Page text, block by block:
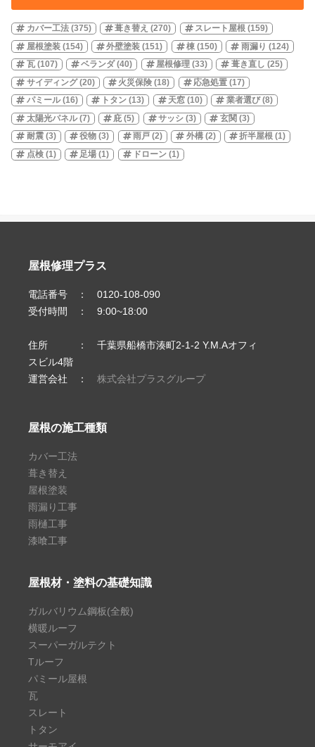
カバー工法(375) 葺き替え (270) スレート屋根 (159)
屋根塗装(154) 外壁塗装 (151) 棟 (150) 雨漏り (124)
瓦(107) ベランダ(40) 屋根修理 (33) 葺き直し (25)
サイディング(20) 火災保険 (18) 応急処置 (17)
パミール(16) トタン (13) 天窓 (10) 業者選び(8)
太陽光パネル(7) 庇 (5) サッシ (3) 玄関 (3)
耐震(3) 役物 (3) 雨戸 (2) 外構(2) 折半屋根 (1)
点検(1) 足場 (1) ドローン (1)
屋根修理プラス
電話番号 ： 0120-108-090
受付時間 ： 9:00~18:00
住所 ： 千葉県船橋市湊町2-1-2 Y.M.Aオフィ
スビル4階
運営会社 ： 株式会社プラスグループ
屋根の施工種類
カバー工法
葺き替え
屋根塗装
雨漏り工事
雨樋工事
漆喰工事
屋根材・塗料の基礎知識
ガルバリウム鋼板(全般)
横暖ルーフ
スーパーガルテクト
Tルーフ
パミール屋根
瓦
スレート
トタン